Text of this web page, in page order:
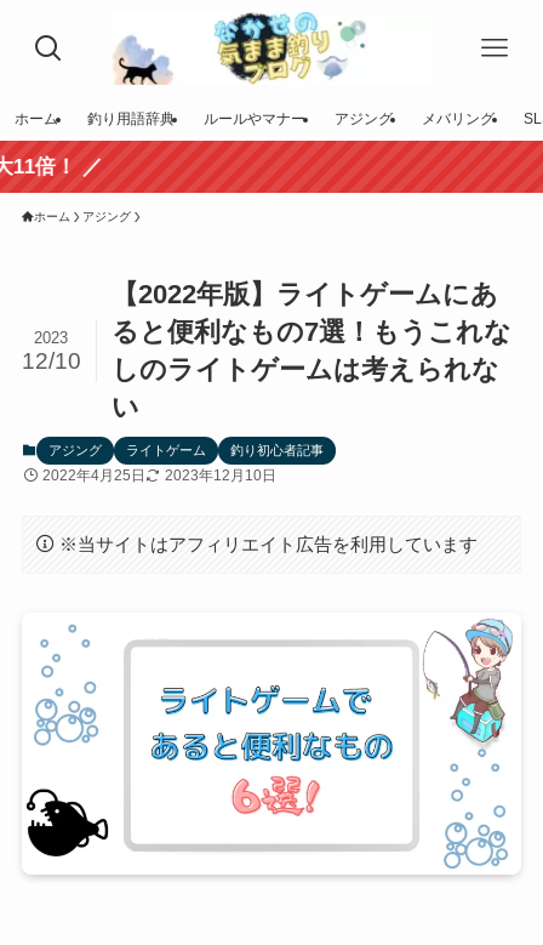
ホーム 釣り用語辞典 ルールやマナー アジング メバリング
ホーム アジング
【2022年版】ライトゲームにあ
ると便利なもの7選！もうこれな
しのライトゲームは考えられな
い
2023
12/10
アジング ライトゲーム 釣り初心者記事
2022年4月25日 2023年12月10日
※当サイトはアフィリエイト広告を利用しています